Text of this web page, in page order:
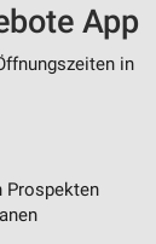
App
in
Prospekten